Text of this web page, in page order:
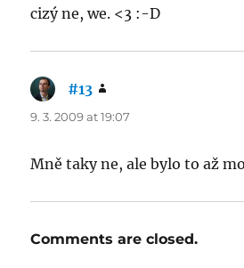
cizý ne, we. <3 :-D
#13
9. 3. 2009 at 19:07
Mně taky ne, ale bylo to až
Comments are closed.